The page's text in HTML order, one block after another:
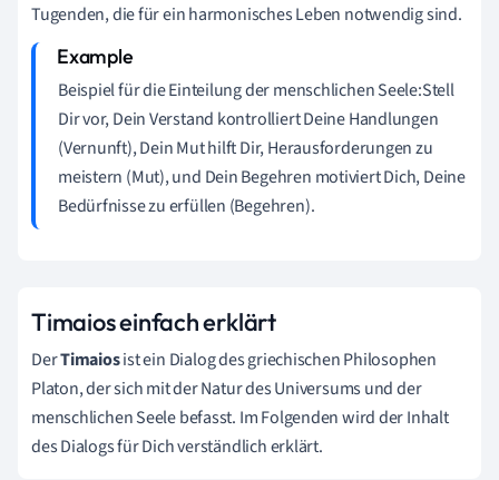
Tugenden, die für ein harmonisches Leben notwendig sind.
Beispiel für die Einteilung der menschlichen Seele:Stell
Dir vor, Dein Verstand kontrolliert Deine Handlungen
(Vernunft), Dein Mut hilft Dir, Herausforderungen zu
meistern (Mut), und Dein Begehren motiviert Dich, Deine
Bedürfnisse zu erfüllen (Begehren).
Timaios einfach erklärt
DerTimaiosist ein Dialog des griechischen Philosophen
Platon, der sich mit der Natur des Universums und der
menschlichen Seele befasst. Im Folgenden wird der Inhalt
des Dialogs für Dich verständlich erklärt.